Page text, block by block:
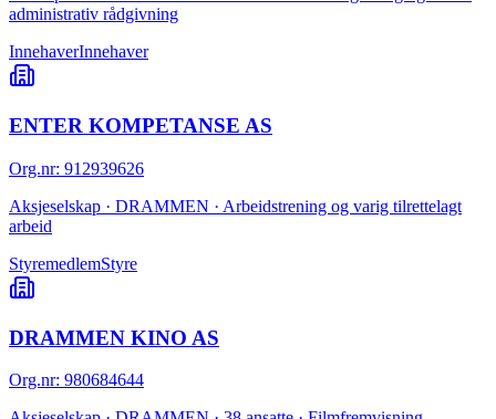
administrativ rådgivning
InnehaverInnehaver
ENTER KOMPETANSE AS
Org.nr: 912939626
Aksjeselskap · DRAMMEN · Arbeidstrening og varig tilrettelagt
arbeid
StyremedlemStyre
DRAMMEN KINO AS
Org.nr: 980684644